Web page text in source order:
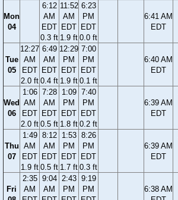
Mon
04
6:12
AM
EDT
0.3 ft
11:52
AM
EDT
1.9 ft
6:23
PM
EDT
0.0 ft
6:41 AM
EDT
Tue
05
12:27
AM
EDT
2.0 ft
6:49
AM
EDT
0.4 ft
12:29
PM
EDT
1.9 ft
7:00
PM
EDT
0.1 ft
6:40 AM
EDT
Wed
06
1:06
AM
EDT
2.0 ft
7:28
AM
EDT
0.5 ft
1:09
PM
EDT
1.8 ft
7:40
PM
EDT
0.2 ft
6:39 AM
EDT
Thu
07
1:49
AM
EDT
1.9 ft
8:12
AM
EDT
0.5 ft
1:53
PM
EDT
1.7 ft
8:26
PM
EDT
0.3 ft
6:39 AM
EDT
Fri
2:35
AM
9:04
AM
2:43
PM
9:19
PM
6:38 AM